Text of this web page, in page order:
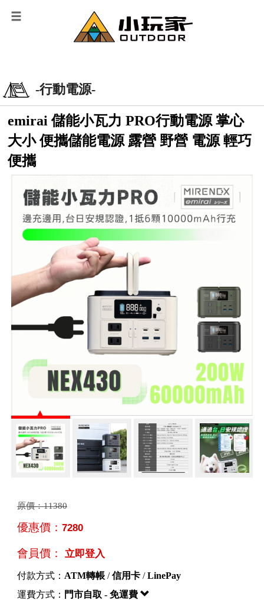
-行動電源-
emirai 儲能小瓦力 PRO行動電源 掌心
大小 便攜儲能電源 露營 野營 電源 輕巧
便攜
原價：11380
優惠價： 7280
會員價： 立即登入
付款方式： ATM轉帳/信用卡/LinePay
運費方式： 門市自取 - 免運費